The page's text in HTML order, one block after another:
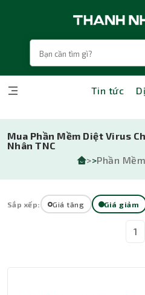
Tin tức
Mua Phần Mềm Diệt Virus
Nhân TNC
>>Phần
Sắp xếp: Giá tăng Giá giảm
1